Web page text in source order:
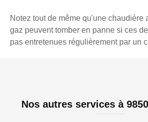
Notez tout de même qu'une chaudière
gaz peuvent tomber en panne si ces
pas entretenues régulièrement par un
Nos autres services à